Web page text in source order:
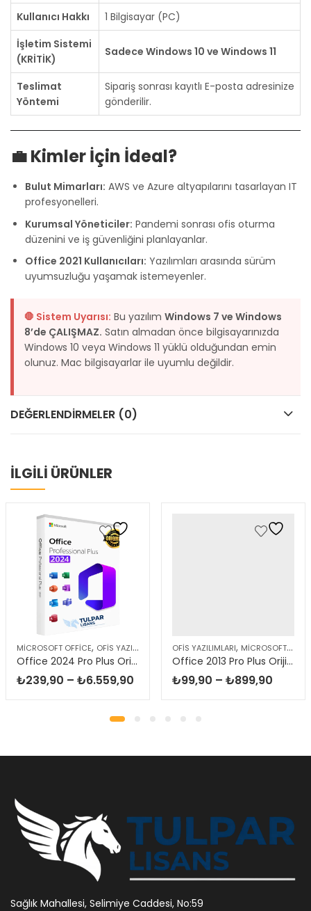
Kullanıcı Hakkı
1 Bilgisayar (PC)
İşletim Sistemi
(KRİTİK)
Sadece Windows 10 ve Windows 11
Teslimat
Yöntemi
Sipariş sonrası kayıtlı E-posta adresinize
gönderilir.
💼 Kimler İçin İdeal?
Bulut Mimarları: AWS ve Azure altyapılarını tasarlayan IT
profesyonelleri.
Kurumsal Yöneticiler: Pandemi sonrası ofis oturma
düzenini ve iş güvenliğini planlayanlar.
Office 2021 Kullanıcıları: Yazılımları arasında sürüm
uyumsuzluğu yaşamak istemeyenler.
🛑 Sistem Uyarısı: Bu yazılım Windows 7 ve Windows
8’de ÇALIŞMAZ. Satın almadan önce bilgisayarınızda
Windows 10 veya Windows 11 yüklü olduğundan emin
olunuz. Mac bilgisayarlar ile uyumlu değildir.
DEĞERLENDIRMELER (0)
İLGİLİ ÜRÜNLER
MICROSOFT OFFICE, OFIS YAZILIMLARI
Office 2024 Pro Plus Orijinal Lisans
₺239,90 – ₺6.559,90
OFIS YAZILIMLARI, MICROSOFT OFFICE
Office 2013 Pro Plus Orijinal Lisans
₺99,90 – ₺899,90
Sağlık Mahallesi, Selimiye Caddesi, No:59